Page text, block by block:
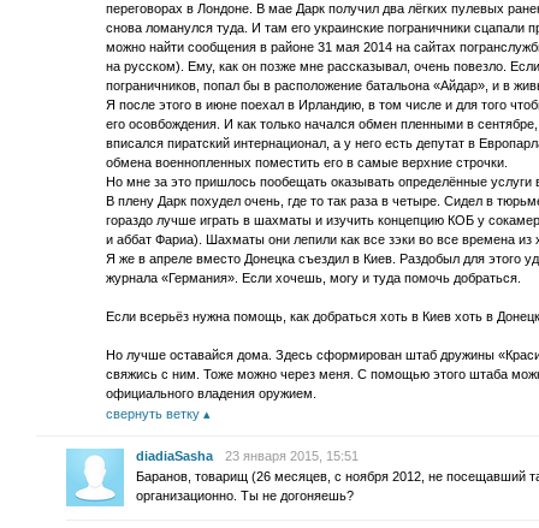
переговорах в Лондоне. В мае Дарк получил два лёгких пулевых
снова ломанулся туда. И там его украинские пограничники сцапали
можно найти сообщения в районе 31 мая 2014 на сайтах
на русском). Ему, как он позже мне рассказывал, очень повезло.
пограничников, попал бы в расположение батальона «Айдар», и в
Я после этого в июне поехал в Ирландию, в том числе и для того
его осовбождения. И как только начался обмен пленными в
вписался пиратский интернационал, а у него есть депутат в
обмена военнопленных поместить его в самые верхние строчки.
Но мне за это пришлось пообещать оказывать определённые услуги
В плену Дарк похудел очень, где то так раза в четыре. Сидел в
гораздо лучше играть в шахматы и изучить концепцию КОБ у
и аббат Фариа). Шахматы они лепили как все зэки во все времена из
Я же в апреле вместо Донецка съездил в Киев. Раздобыл для этого
журнала «Германия». Если хочешь, могу и туда помочь добраться.
Если всерьёз нужна помощь, как добраться хоть в Киев хоть в
Но лучше оставайся дома. Здесь сформирован штаб дружины
свяжись с ним. Тоже можно через меня. С помощью этого штаба
официального владения оружием.
свернуть ветку
diadiaSasha
23 января 2015, 15:51
Баранов, товарищ (26 месяцев, с ноября 2012, не посещавший
организационно. Ты не догоняешь?